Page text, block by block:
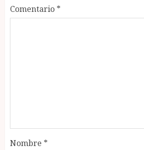
Comentario *
Nombre *